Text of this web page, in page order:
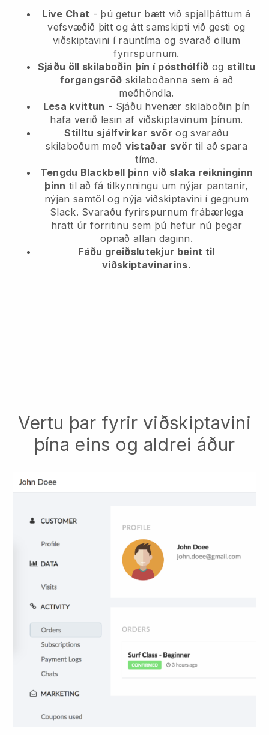
Live Chat - þú getur bætt við spjallþáttum á
vefsvæðið þitt og átt samskipti við gesti og
viðskiptavini í rauntíma og svarað öllum
fyrirspurnum.
Sjáðu öll skilaboðin þín í pósthólfið og stilltu
forgangsröð skilaboðanna sem á að
meðhöndla.
Lesa kvittun - Sjáðu hvenær skilaboðin þín
hafa verið lesin af viðskiptavinum þínum.
Stilltu sjálfvirkar svör og svaraðu
skilaboðum með vistaðar svör til að spara
tíma.
Tengdu Blackbell þinn við slaka reikninginn
þinn til að fá tilkynningu um nýjar pantanir,
nýjan samtöl og nýja viðskiptavini í gegnum
Slack. Svaraðu fyrirspurnum frábærlega
hratt úr forritinu sem þú hefur nú þegar
opnað allan daginn.
Fáðu greiðslutekjur beint til
viðskiptavinarins.
Vertu þar fyrir viðskiptavini
þína eins og aldrei áður